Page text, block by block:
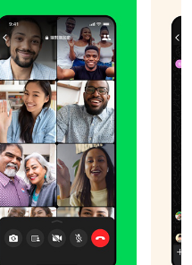
采用端到端加密技术，